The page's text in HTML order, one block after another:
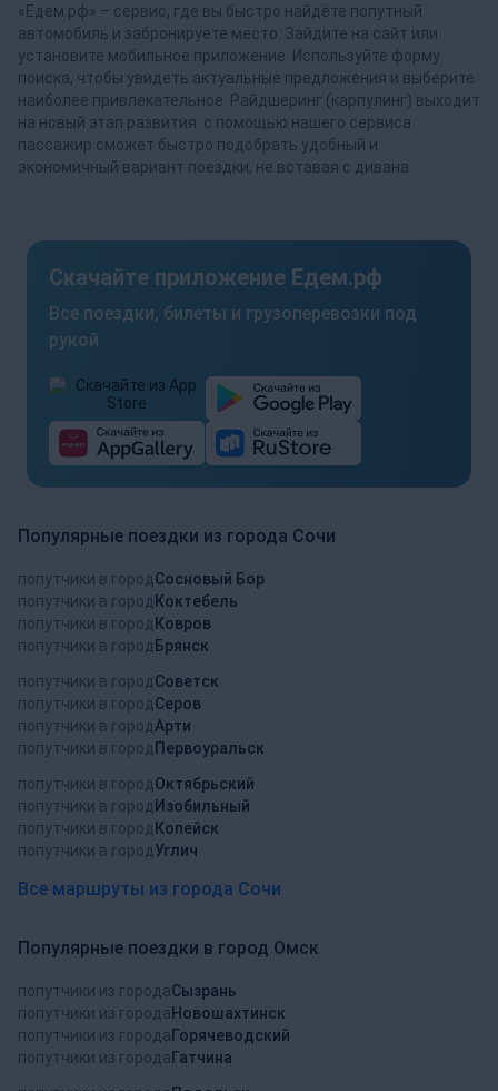
«Едем.рф» – сервис, где вы быстро найдёте попутный
автомобиль и забронируете место. Зайдите на сайт или
установите мобильное приложение. Используйте форму
поиска, чтобы увидеть актуальные предложения и выберите
наиболее привлекательное. Райдшеринг (карпулинг) выходит
на новый этап развития: с помощью нашего сервиса
пассажир сможет быстро подобрать удобный и
экономичный вариант поездки, не вставая с дивана.
Скачайте приложение Едем.рф
Все поездки, билеты и грузоперевозки под
рукой
Популярные поездки из города Сочи
попутчики в городСосновый Бор
попутчики в город Коктебель
попутчики в город Ковров
попутчики в город Брянск
попутчики в городСоветск
попутчики в городСеров
попутчики в городАрти
попутчики в город Первоуральск
попутчики в городОктябрьский
попутчики в город Изобильный
попутчики в город Копейск
попутчики в городУглич
Все маршруты из города Сочи
Популярные поездки в город Омск
попутчики из городаСызрань
попутчики из города Новошахтинск
попутчики из города Горячеводский
попутчики из города Гатчина